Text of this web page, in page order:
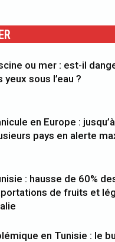
ou mer : est-il
yeux sous l’eau ?
en Europe :
pays en alerte
: hausse de 60%
de fruits et
en Tunisie : le